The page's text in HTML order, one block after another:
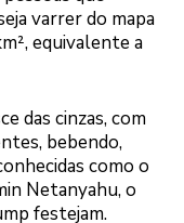
varrer do mapa
equivalente a
das cinzas, com
bebendo,
como o
Netanyahu, o
festejam.